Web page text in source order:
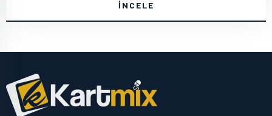
İNCELE